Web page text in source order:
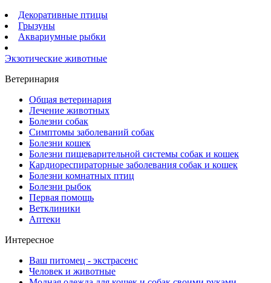
Декоративные птицы
Грызуны
Аквариумные рыбки
Экзотические животные
Ветеринария
Общая ветеринария
Лечение животных
Болезни собак
Симптомы заболеваний собак
Болезни кошек
Болезни пищеварительной системы собак и кошек
Кардиореспираторные заболевания собак и кошек
Болезни комнатных птиц
Болезни рыбок
Первая помощь
Ветклиники
Аптеки
Интересное
Ваш питомец - экстрасенс
Человек и животные